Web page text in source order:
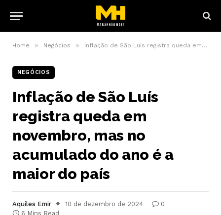
Home » Negócios » Inflação de São Luís registra queda em novembro, mas no acumulado do ano é a maior do país
NEGÓCIOS
Inflação de São Luís
registra queda em
novembro, mas no
acumulado do ano é a
maior do país
Aquiles Emir 10 de dezembro de 2024
0
6 Mins Read